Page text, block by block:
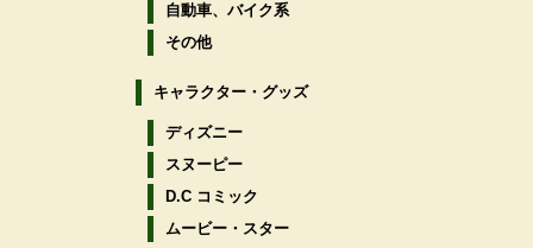
自動車、バイク系
その他
キャラクター・グッズ
ディズニー
スヌーピー
D.C コミック
ムービー・スター